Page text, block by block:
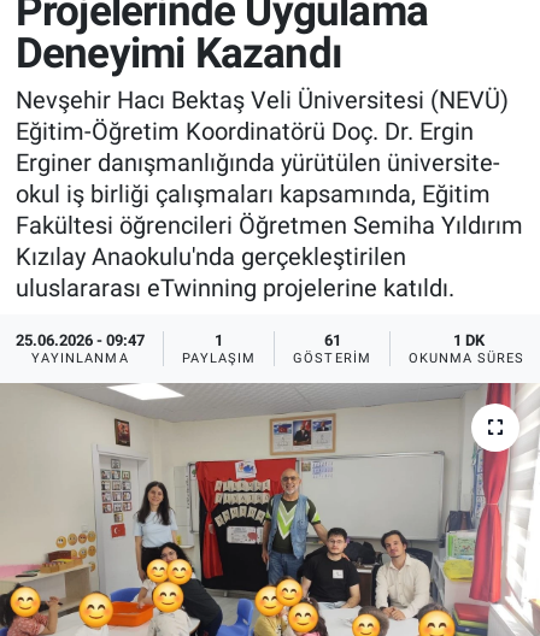
Projelerinde Uygulama
Deneyimi Kazandı
Nevşehir Hacı Bektaş Veli Üniversitesi (NEVÜ)
Eğitim-Öğretim Koordinatörü Doç. Dr. Ergin
Erginer danışmanlığında yürütülen üniversite-
okul iş birliği çalışmaları kapsamında, Eğitim
Fakültesi öğrencileri Öğretmen Semiha Yıldırım
Kızılay Anaokulu'nda gerçekleştirilen
uluslararası eTwinning projelerine katıldı.
25.06.2026 - 09:47
YAYINLANMA
1
PAYLAŞIM
61
GÖSTERIM
1 DK
OKUNMA SÜRESI
Sağlık
Yerel
Genel
Asayiş
İlan - Duyuru- Mesaj
Türkiye Gündemi
Sizden Gelenler
Yaşam
Sağlık
Eğitim
Kültür
3.Sayfa
Medya
Bilim-Tek
İlan - Duyuru- Mesaj
Türkiye Gündemi
Sizden Gelenler